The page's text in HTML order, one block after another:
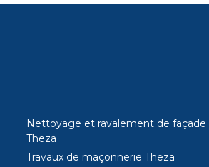
Nettoyage et ravalement de façade
Theza
Travaux de maçonnerie Theza